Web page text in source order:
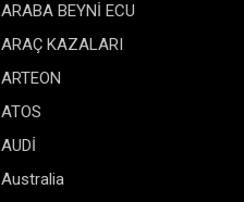
ARABA BEYNİ ECU
ARAÇ KAZALARI
ARTEON
ATOS
AUDİ
Australia